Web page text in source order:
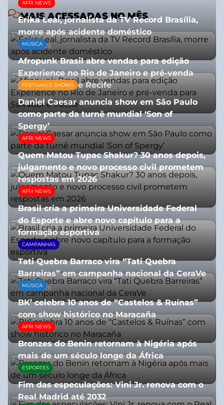
MAIS ACESSADAS NO MÊS
AFRI NEWS
Érika Leal, jornalista da TV Record Brasília,
morre após acidente doméstico
08/07/2026
MÚSICA
Afropunk Brasil abre vendas para edição
Experience no Rio de Janeiro e pré-venda
para Salvador e Recife
03/08/2026
FESTIVAIS E SHOWS
Daniel Caesar anuncia show em São Paulo
como parte da turnê mundial ‘Son of
Spergy’
05/08/2026
AFRI NEWS
Quem Matou Tupac Shakur? 30 anos depois,
julgamento e novo processo civil prometem
respostas em 2026
05/08/2026
AFRI NEWS
Brasil cria a primeira Universidade Federal
do Esporte e abre novo capítulo para a
formação esportiva
08/07/2026
CAMPANHAS
Tati Quebra Barraco vira “Tati Quebra
Barreiras” em campanha nacional da CeraVe
08/07/2026
MÚSICA
BK’ celebra 10 anos de “Castelos & Ruínas”
com show histórico no Maracaña
06/08/2026
AFRI NEWS
Bronzes do Benin retornam à Nigéria após
mais de um século longe da África
08/07/2026
ESPORTES
Fim das especulações: Vini Jr. renova com o
Real Madrid até 2032